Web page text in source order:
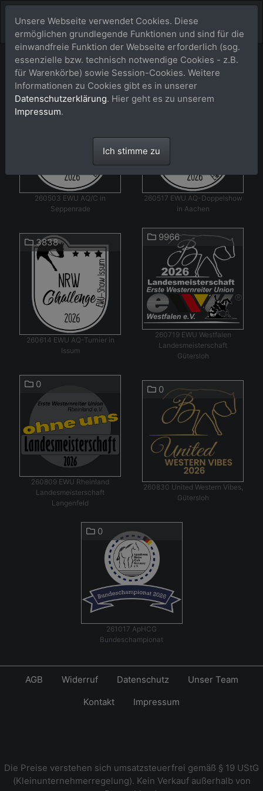
Shop
Events2026
8078
260503 EWU AQ/C in
Seppenrade
17669
260517 EWU AQ-Doppelshow
in Aachen
3838
260614 EWU AQ-Turnier in
Issum
9966
260719 EWU Westfalen
Landesmeisterschaft
Gütersloh
0
260809 EWU Rheinland
Landesmeisterschaft
Langenfeld
0
260830 United Western Vibes,
Gütersloh
0
261017 ApHCG
Bundeschampionat
Unsere Webseite verwendet Cookies. Diese
ermöglichen grundlegende Funktionen und sind für die
einwandfreie Funktion der Webseite erforderlich (sog.
essenzielle bzw. technisch notwendige Cookies - z.B.
für Warenkörbe) sowie Session-Cookies. Weitere
Informationen zu Cookies gibt es in unserer
Datenschutzerklärung. Hier geht es zu unserem
Impressum.
Ich stimme zu
AGB Widerruf Datenschutz
Unser Team
Kontakt
Impressum
Die Preise verstehen sich umsatzsteuerfrei gemäß § 19 UStG
(Kleinunternehmerregelung). Kein Verkauf außerhalb von